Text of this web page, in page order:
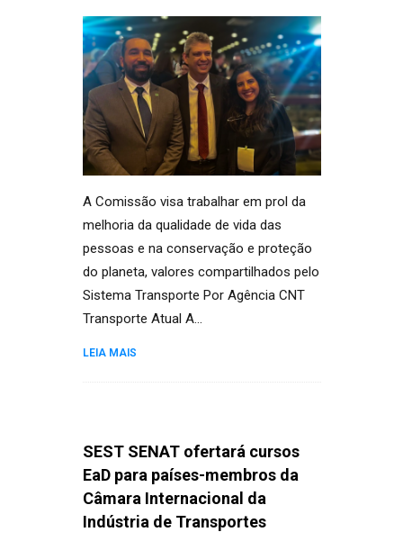
A Comissão visa trabalhar em prol da
melhoria da qualidade de vida das
pessoas e na conservação e proteção
do planeta, valores compartilhados pelo
Sistema Transporte Por Agência CNT
Transporte Atual A…
LEIA MAIS
SEST SENAT ofertará cursos
EaD para países-membros da
Câmara Internacional da
Indústria de Transportes